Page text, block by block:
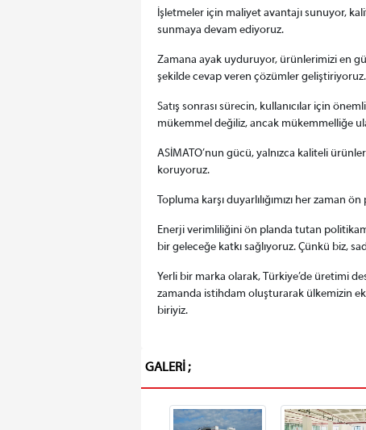
İşletmeler için maliyet avantajı sunuyor,
sunmaya devam ediyoruz.
Zamana ayak uyduruyor, ürünlerimizi en
şekilde cevap veren çözümler
Satış sonrası sürecin, kullanıcılar için
mükemmel değiliz, ancak mükemmelliğe
ASİMATO’nun gücü, yalnızca kaliteli
koruyoruz.
Topluma karşı duyarlılığımızı her
Enerji verimliliğini ön planda tutan
bir geleceğe katkı sağlıyoruz. Çünkü biz,
Yerli bir marka olarak, Türkiye’de üretimi
zamanda istihdam oluşturarak ülkemizin
biriyiz.
GALERİ ;